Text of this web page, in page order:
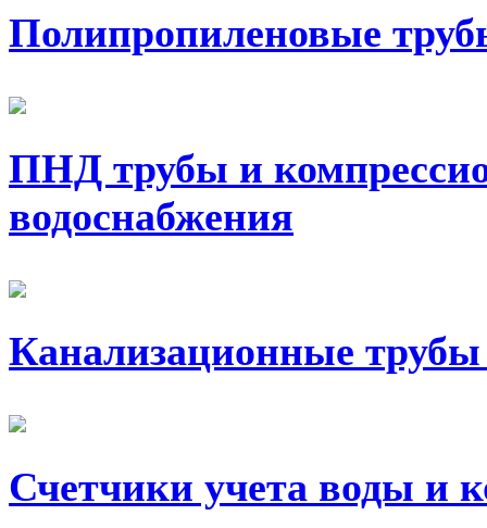
Полипропиленовые
ПНД трубы и
водоснабжения
Канализационные
Счетчики учета воды и